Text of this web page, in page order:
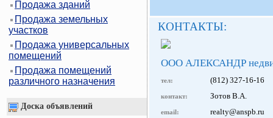
Продажа зданий
Продажа земельных
участков
Продажа универсальных
помещений
Продажа помещений
различного назначения
Доска объявлений
КОНТАКТЫ:
ООО АЛЕКСАНДР
тел: (812) 327-16-16
контакт: Зотов В.А.
email: realty@anspb.ru